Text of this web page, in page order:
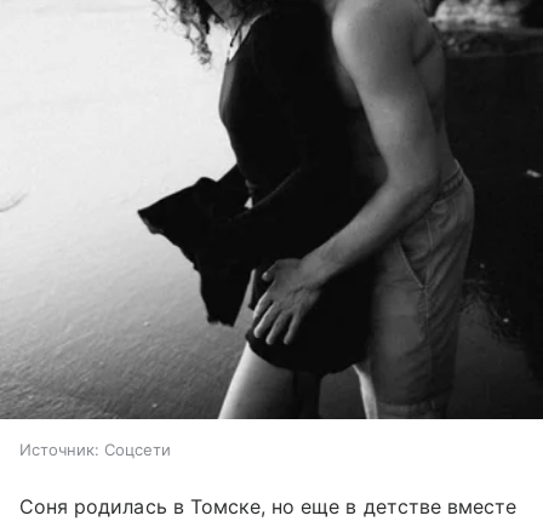
Источник: Соцсети
Соня родилась в Томске, но еще в детстве вместе